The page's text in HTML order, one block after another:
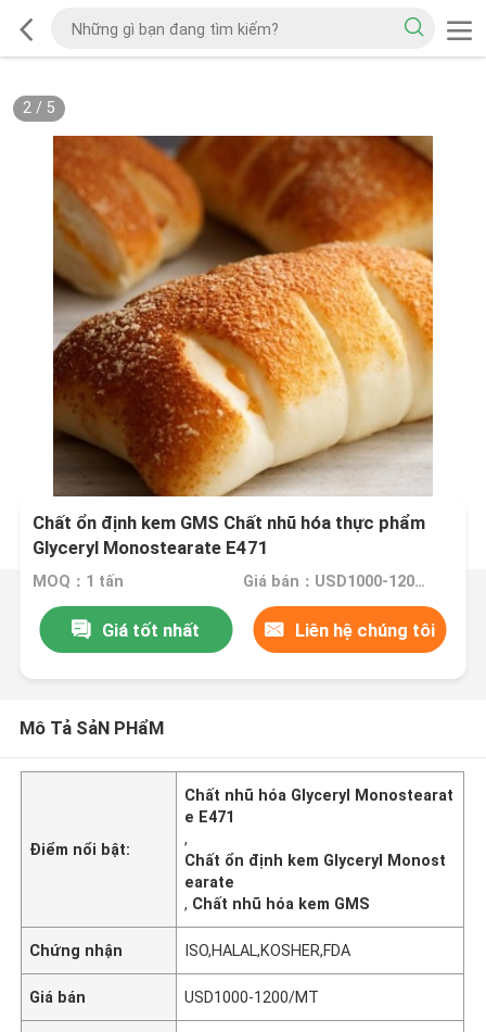
2/ 5
Chất ổn định kem GMS Chất nhũ hóa thực phẩm
Glyceryl Monostearate E471
MOQ：1 tấn Giá bán：USD1000-1200/MT
Giá tốt nhất Liên hệ chúng tôi
Mô Tả SảN PHẩM
Điểm nổi bật:
Chất nhũ hóa Glyceryl Monostearat
e E471
,
Chất ổn định kem Glyceryl Monost
earate
, Chất nhũ hóa kem GMS
Chứng nhận ISO,HALAL,KOSHER,FDA
Giá bán USD1000-1200/MT